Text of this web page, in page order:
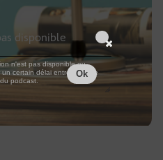
disponible
n'est pas disponible ou
certain délai entre la fin de
podcast.
Ok